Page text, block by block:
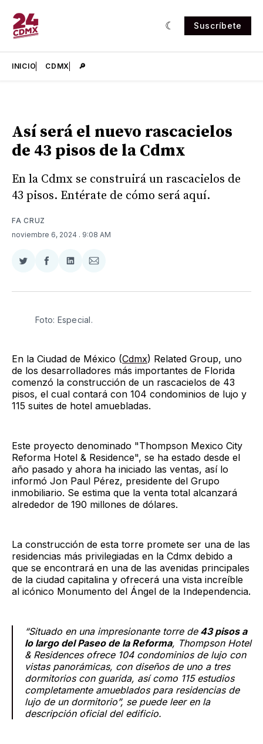
Suscríbete
INICIO CDMX 🔎
Así será el nuevo rascacielos
de 43 pisos de la Cdmx
En la Cdmx se construirá un rascacielos de
43 pisos. Entérate de cómo será aquí.
FA CRUZ
noviembre 6, 2024 . 9:08 AM
Compartir
Twitter
Compartir
Facebook
Compartir
LinkedIn
Compartir
Email
Foto: Especial.
En la Ciudad de México (Cdmx) Related Group, uno
de los desarrolladores más importantes de Florida
comenzó la construcción de un rascacielos de 43
pisos, el cual contará con 104 condominios de lujo y
115 suites de hotel amuebladas.
Este proyecto denominado "Thompson Mexico City
Reforma Hotel & Residence", se ha estado desde el
año pasado y ahora ha iniciado las ventas, así lo
informó Jon Paul Pérez, presidente del Grupo
inmobiliario. Se estima que la venta total alcanzará
alrededor de 190 millones de dólares.
La construcción de esta torre promete ser una de las
residencias más privilegiadas en la Cdmx debido a
que se encontrará en una de las avenidas principales
de la ciudad capitalina y ofrecerá una vista increíble
al icónico Monumento del Ángel de la Independencia.
“Situado en una impresionante torre de43 pisos a
lo largo del Paseo de la Reforma, Thompson Hotel
& Residences ofrece 104 condominios de lujo con
vistas panorámicas, con diseños de uno a tres
dormitorios con guarida, así como 115 estudios
completamente amueblados para residencias de
lujo de un dormitorio”, se puede leer en la
descripción oficial del edificio.